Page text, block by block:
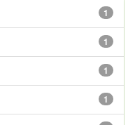
1
1
1
1